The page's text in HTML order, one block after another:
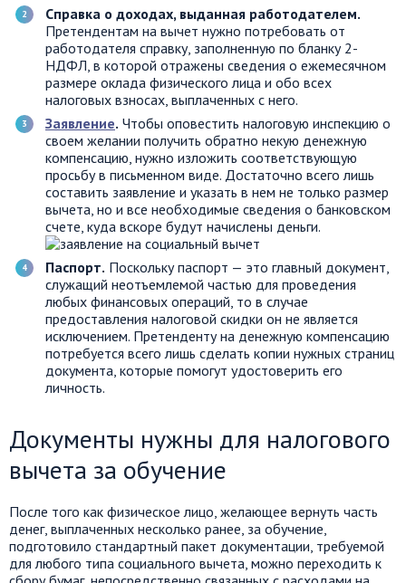
Справка о доходах, выданная работодателем.
Претендентам на вычет нужно потребовать от
работодателя справку, заполненную по бланку 2-
НДФЛ, в которой отражены сведения о ежемесячном
размере оклада физического лица и обо всех
налоговых взносах, выплаченных с него.
Заявление. Чтобы оповестить налоговую инспекцию о
своем желании получить обратно некую денежную
компенсацию, нужно изложить соответствующую
просьбу в письменном виде. Достаточно всего лишь
составить заявление и указать в нем не только размер
вычета, но и все необходимые сведения о банковском
счете, куда вскоре будут начислены деньги.
Паспорт. Поскольку паспорт — это главный документ,
служащий неотъемлемой частью для проведения
любых финансовых операций, то в случае
предоставления налоговой скидки он не является
исключением. Претенденту на денежную компенсацию
потребуется всего лишь сделать копии нужных страниц
документа, которые помогут удостоверить его
личность.
Документы нужны для налогового
вычета за обучение
После того как физическое лицо, желающее вернуть часть
денег, выплаченных несколько ранее, за обучение,
подготовило стандартный пакет документации, требуемой
для любого типа социального вычета, можно переходить к